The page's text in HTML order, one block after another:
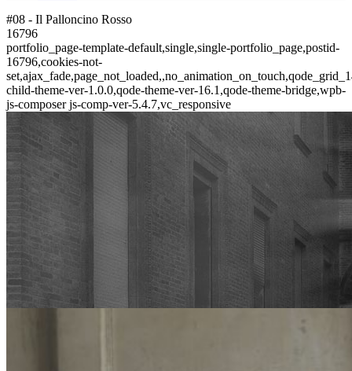
#08 - Il Palloncino Rosso
16796
portfolio_page-template-default,single,single-portfolio_page,postid-
16796,cookies-not-
child-theme-ver-1.0.0,qode-theme-ver-16.1,qode-theme-bridge,wpb-
js-composer js-comp-ver-5.4.7,vc_responsive